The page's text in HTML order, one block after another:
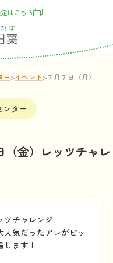
はこちら
ー>イベント>７月７日（月）～
ター
（金）レッツチャレ
ツチャレンジ
人気だったアレがビッ
ます！